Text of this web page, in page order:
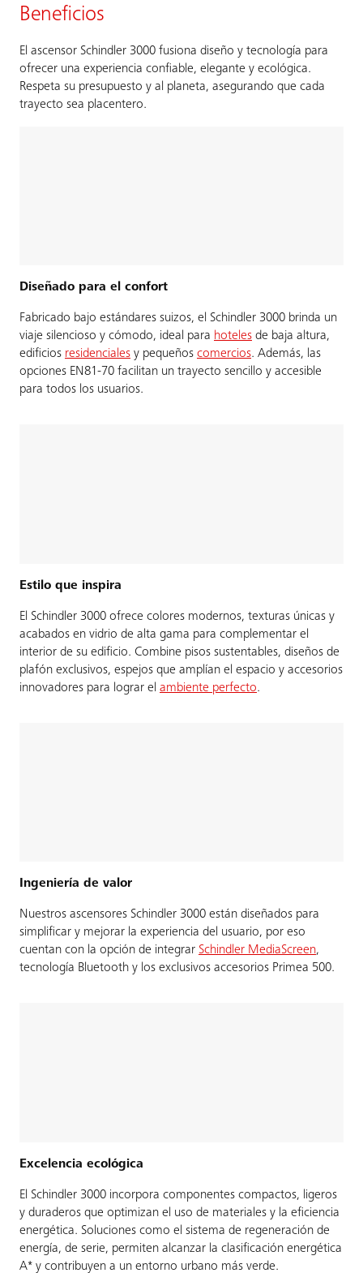
Beneficios
El ascensor Schindler 3000 fusiona diseño y tecnología para
ofrecer una experiencia confiable, elegante y ecológica.
Respeta su presupuesto y al planeta, asegurando que cada
trayecto sea placentero.
Diseñado para el confort
Fabricado bajo estándares suizos, el Schindler 3000 brinda un
viaje silencioso y cómodo, ideal para hoteles de baja altura,
edificios residenciales y pequeños comercios. Además, las
opciones EN81-70 facilitan un trayecto sencillo y accesible
para todos los usuarios.
Estilo que inspira
El Schindler 3000 ofrece colores modernos, texturas únicas y
acabados en vidrio de alta gama para complementar el
interior de su edificio. Combine pisos sustentables, diseños de
plafón exclusivos, espejos que amplían el espacio y accesorios
innovadores para lograr el ambiente perfecto.
Ingeniería de valor
Nuestros ascensores Schindler 3000 están diseñados para
simplificar y mejorar la experiencia del usuario, por eso
cuentan con la opción de integrar Schindler MediaScreen,
tecnología Bluetooth y los exclusivos accesorios Primea 500.
Excelencia ecológica
El Schindler 3000 incorpora componentes compactos, ligeros
y duraderos que optimizan el uso de materiales y la eficiencia
energética. Soluciones como el sistema de regeneración de
energía, de serie, permiten alcanzar la clasificación energética
A* y contribuyen a un entorno urbano más verde.